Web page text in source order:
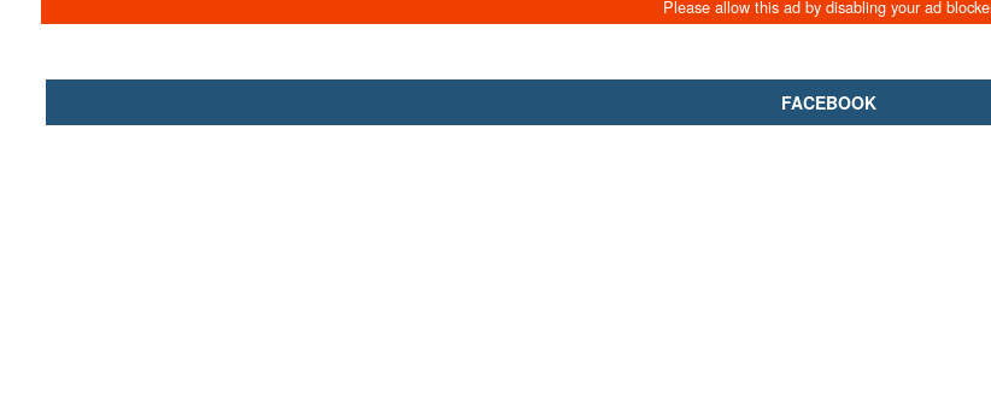
FACEBOOK